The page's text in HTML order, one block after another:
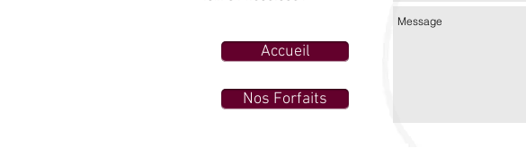
Accueil
Nos Forfaits